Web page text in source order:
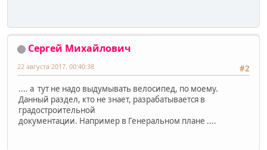
Сергей Михайлович
#2
22 августа 2017, 00:40:38
.... а тут не надо выдумывать велосипед, по моему.
Данный раздел, кто не знает, разрабатывается в
градостроительной
документации. Например в Генеральном плане ....